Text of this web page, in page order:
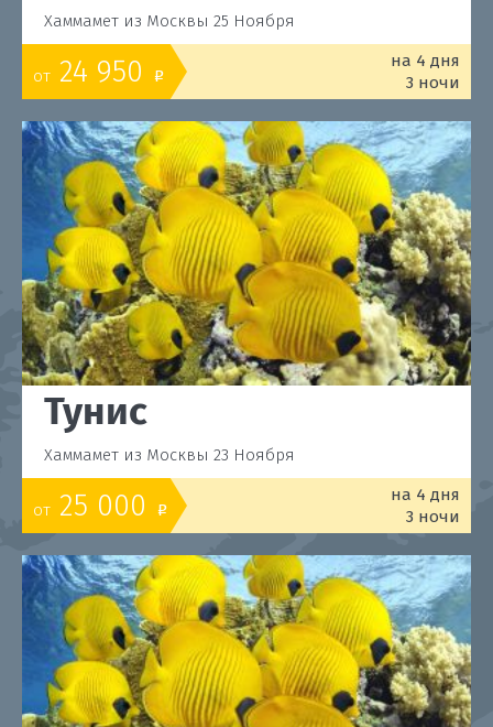
Хаммамет из Москвы 25 Ноября
от 24 950 o
на 4 дня
3 ночи
Тунис
Хаммамет из Москвы 23 Ноября
от 25 000 o
на 4 дня
3 ночи